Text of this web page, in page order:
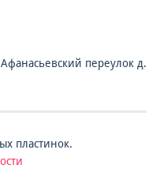
переулок д.
пластинок.